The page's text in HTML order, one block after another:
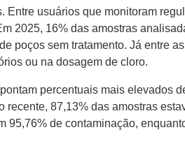
Entre usuários que monitoram
2025, 16% das amostras
poços sem tratamento. Já entre
ou na dosagem de cloro.
percentuais mais elevados
87,13% das amostras
95,76% de contaminação,